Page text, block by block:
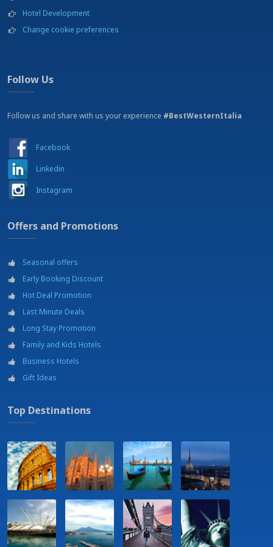
Mountainbike Strecken
Museums
Restaurant
Tennis
Universität
Vergnügungspark
Wanderungen
Hotel Development
Change cookie preferences
Follow Us
Follow us and share with us your experience #BestWesternItalia
Facebook
Linkedin
Instagram
Offers and Promotions
Seasonal offers
Early Booking Discount
Hot Deal Promotion
Last Minute Deals
Long Stay Promotion
Family and Kids Hotels
Business Hotels
Gift Ideas
Top Destinations